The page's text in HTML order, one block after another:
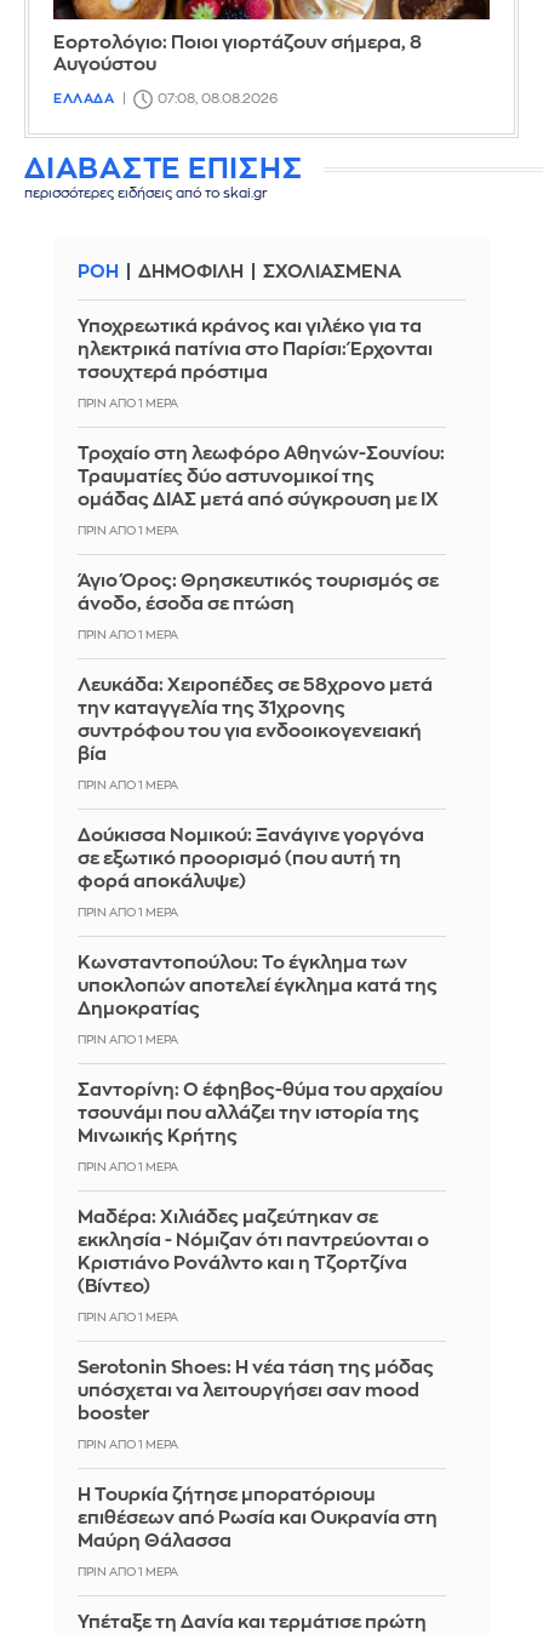
Εορτολόγιο: Ποιοι γιορτάζουν σήμερα, 8
Αυγούστου
ΕΛΛΑΔΑ 07:08, 08.08.2026
ΔΙΑΒΑΣΤΕ ΕΠΙΣΗΣ
περισσότερες ειδήσεις από το skai.gr
ΡΟΗ ΔΗΜΟΦΙΛΗ ΣΧΟΛΙΑΣΜΕΝΑ
Υποχρεωτικά κράνος και γιλέκο για τα
ηλεκτρικά πατίνια στο Παρίσι: Έρχονται
τσουχτερά πρόστιμα
ΠΡΙΝ ΑΠΌ 1 ΜΈΡΑ
Τροχαίο στη λεωφόρο Αθηνών-Σουνίου:
Τραυματίες δύο αστυνομικοί της
ομάδας ΔΙΑΣ μετά από σύγκρουση με ΙΧ
ΠΡΙΝ ΑΠΌ 1 ΜΈΡΑ
Άγιο Όρος: Θρησκευτικός τουρισμός σε
άνοδο, έσοδα σε πτώση
ΠΡΙΝ ΑΠΌ 1 ΜΈΡΑ
Λευκάδα: Χειροπέδες σε 58χρονο μετά
την καταγγελία της 31χρονης
συντρόφου του για ενδοοικογενειακή
βία
ΠΡΙΝ ΑΠΌ 1 ΜΈΡΑ
Δούκισσα Νομικού: Ξανάγινε γοργόνα
σε εξωτικό προορισμό (που αυτή τη
φορά αποκάλυψε)
ΠΡΙΝ ΑΠΌ 1 ΜΈΡΑ
Κωνσταντοπούλου: Το έγκλημα των
υποκλοπών αποτελεί έγκλημα κατά της
Δημοκρατίας
ΠΡΙΝ ΑΠΌ 1 ΜΈΡΑ
Σαντορίνη: Ο έφηβος-θύμα του αρχαίου
τσουνάμι που αλλάζει την ιστορία της
Μινωικής Κρήτης
ΠΡΙΝ ΑΠΌ 1 ΜΈΡΑ
Μαδέρα: Χιλιάδες μαζεύτηκαν σε
εκκλησία - Νόμιζαν ότι παντρεύονται ο
Κριστιάνο Ρονάλντο και η Τζορτζίνα
(Βίντεο)
ΠΡΙΝ ΑΠΌ 1 ΜΈΡΑ
Serotonin Shoes: Η νέα τάση της μόδας
υπόσχεται να λειτουργήσει σαν mood
booster
ΠΡΙΝ ΑΠΌ 1 ΜΈΡΑ
Η Τουρκία ζήτησε μπορατόριουμ
επιθέσεων από Ρωσία και Ουκρανία στη
Μαύρη Θάλασσα
ΠΡΙΝ ΑΠΌ 1 ΜΈΡΑ
Υπέταξε τη Δανία και τερμάτισε πρώτη